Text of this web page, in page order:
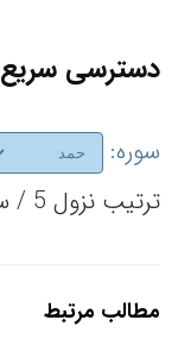
دسترسی سریع
سوره:
ترتیب نزول 5 / سوره مدنی / تعداد آیات 7
مطالب مرتبط